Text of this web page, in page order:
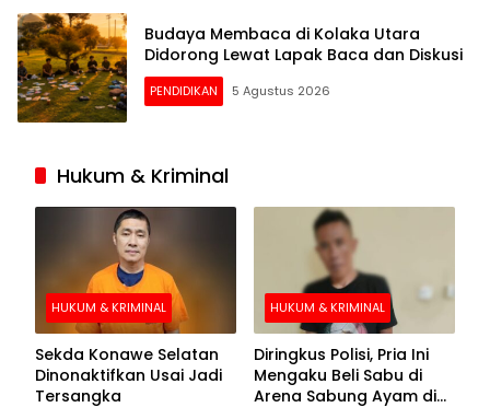
Budaya Membaca di Kolaka Utara
Didorong Lewat Lapak Baca dan Diskusi
PENDIDIKAN 5 Agustus 2026
Hukum & Kriminal
HUKUM & KRIMINAL
Sekda Konawe Selatan
Dinonaktifkan Usai Jadi
Tersangka
HUKUM & KRIMINAL
Diringkus Polisi, Pria Ini
Mengaku Beli Sabu di
Arena Sabung Ayam di